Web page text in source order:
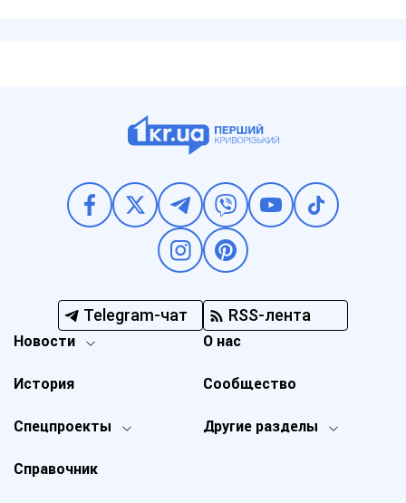
Telegram-чат RSS-лента
Новости
Спецпроекты Другие разделы
История
О нас
Справочник
Сообщество